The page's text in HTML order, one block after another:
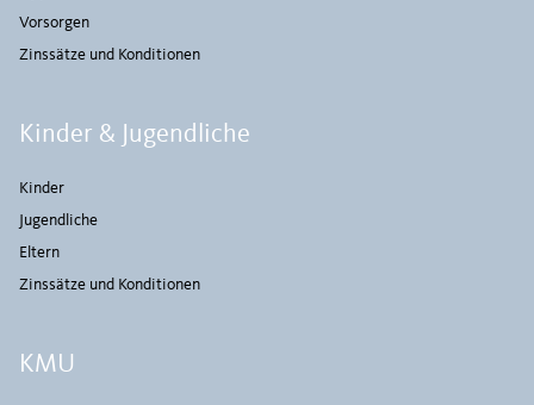
Vorsorgen
Zinssätze und Konditionen
Kinder & Jugendliche
Kinder
Jugendliche
Eltern
Zinssätze und Konditionen
KMU